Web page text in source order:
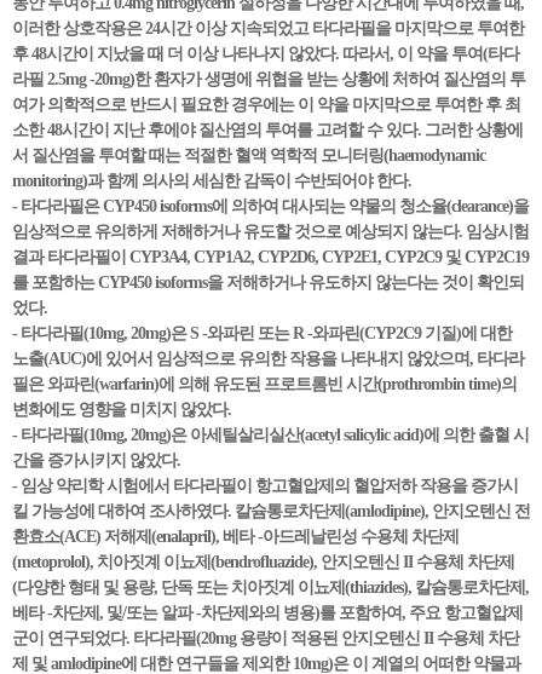
이러한 상호작용은 24시간 이상 지속되었고 타다라필을 마지막으로 투여한
후 48시간이 지났을 때 더 이상 나타나지 않았다. 따라서, 이 약을 투여(타다
라필 2.5mg -20mg)한 환자가 생명에 위협을 받는 상황에 처하여 질산염의 투
여가 의학적으로 반드시 필요한 경우에는 이 약을 마지막으로 투여한 후 최
소한 48시간이 지난 후에야 질산염의 투여를 고려할 수 있다. 그러한 상황에
서 질산염을 투여할 때는 적절한 혈액 역학적 모니터링(haemodynamic
monitoring)과 함께 의사의 세심한 감독이 수반되어야 한다.
- 타다라필은 CYP450 isoforms에 의하여 대사되는 약물의 청소율(clearance)을
임상적으로 유의하게 저해하거나 유도할 것으로 예상되지 않는다. 임상시험
결과 타다라필이 CYP3A4, CYP1A2, CYP2D6, CYP2E1, CYP2C9 및 CYP2C19
를 포함하는 CYP450 isoforms을 저해하거나 유도하지 않는다는 것이 확인되
었다.
- 타다라필(10mg, 20mg)은 S -와파린 또는 R -와파린(CYP2C9 기질)에 대한
노출(AUC)에 있어서 임상적으로 유의한 작용을 나타내지 않았으며, 타다라
필은 와파린(warfarin)에 의해 유도된 프로트롬빈 시간(prothrombin time)의
변화에도 영향을 미치지 않았다.
- 타다라필(10mg, 20mg)은 아세틸살리실산(acetyl salicylic acid)에 의한 출혈 시
간을 증가시키지 않았다.
- 임상 약리학 시험에서 타다라필이 항고혈압제의 혈압저하 작용을 증가시
킬 가능성에 대하여 조사하였다. 칼슘통로차단제(amlodipine), 안지오텐신 전
환효소(ACE) 저해제(enalapril), 베타 -아드레날린성 수용체 차단제
(metoprolol), 치아짓계 이뇨제(bendrofluazide), 안지오텐신 II 수용체 차단제
(다양한 형태 및 용량, 단독 또는 치아짓계 이뇨제(thiazides), 칼슘통로차단제,
베타 -차단제, 및/또는 알파 -차단제와의 병용)를 포함하여, 주요 항고혈압제
군이 연구되었다. 타다라필(20mg 용량이 적용된 안지오텐신 II 수용체 차단
제 및 amlodipine에 대한 연구들을 제외한 10mg)은 이 계열의 어떠한 약물과